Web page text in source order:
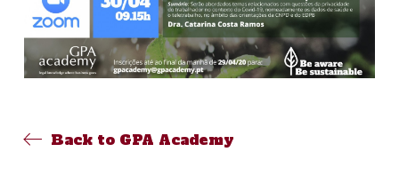
Back to GPA Academy